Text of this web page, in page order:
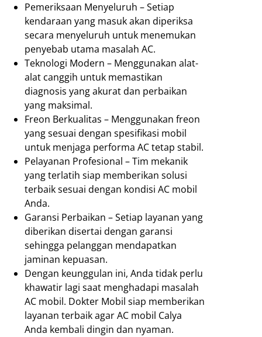
Pemeriksaan Menyeluruh – Setiap
kendaraan yang masuk akan diperiksa
secara menyeluruh untuk menemukan
penyebab utama masalah AC.
Teknologi Modern – Menggunakan alat-
alat canggih untuk memastikan
diagnosis yang akurat dan perbaikan
yang maksimal.
Freon Berkualitas – Menggunakan freon
yang sesuai dengan spesifikasi mobil
untuk menjaga performa AC tetap stabil.
Pelayanan Profesional – Tim mekanik
yang terlatih siap memberikan solusi
terbaik sesuai dengan kondisi AC mobil
Anda.
Garansi Perbaikan – Setiap layanan yang
diberikan disertai dengan garansi
sehingga pelanggan mendapatkan
jaminan kepuasan.
Dengan keunggulan ini, Anda tidak perlu
khawatir lagi saat menghadapi masalah
AC mobil. Dokter Mobil siap memberikan
layanan terbaik agar AC mobil Calya
Anda kembali dingin dan nyaman.